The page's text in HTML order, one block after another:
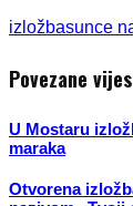
izložbasunce
Povezane
U Mostaru
maraka
Otvorena